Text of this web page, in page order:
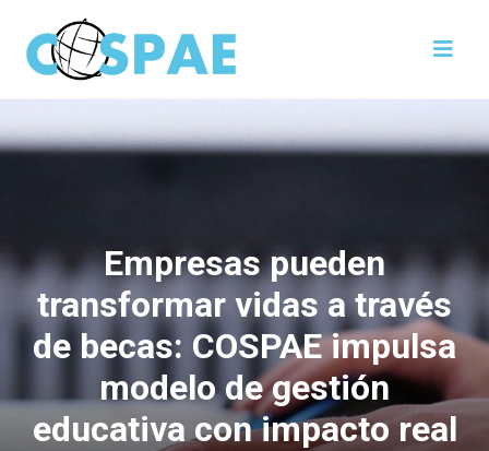
Empresas pueden
transformar vidas a través
de becas: COSPAE impulsa
modelo de gestión
educativa con impacto real